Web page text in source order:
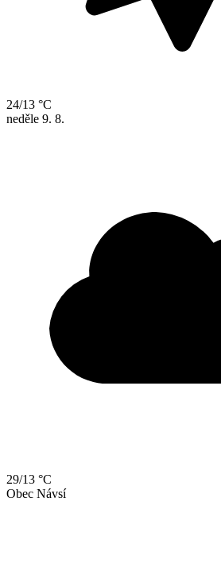
24/13 °C
neděle 9. 8.
29/13 °C
Obec Návsí